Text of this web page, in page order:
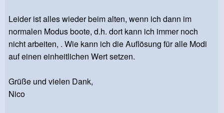
Leider ist alles wieder beim alten, wenn ich dann im
normalen Modus boote, d.h. dort kann ich immer noch
nicht arbeiten, . Wie kann ich die Auflösung für alle Modi
auf einen einheitlichen Wert setzen.
Grüße und vielen Dank,
Nico